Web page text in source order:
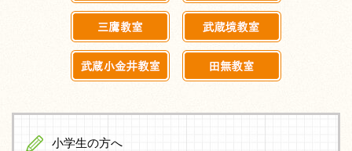
小学生の方へ